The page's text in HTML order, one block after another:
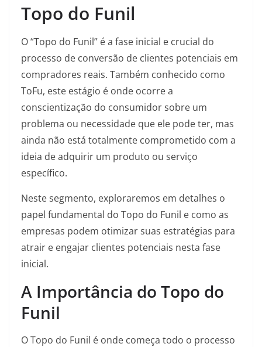
Topo do Funil
O “Topo do Funil” é a fase inicial e crucial do
processo de conversão de clientes potenciais em
compradores reais. Também conhecido como
ToFu, este estágio é onde ocorre a
conscientização do consumidor sobre um
problema ou necessidade que ele pode ter, mas
ainda não está totalmente comprometido com a
ideia de adquirir um produto ou serviço
específico.
Neste segmento, exploraremos em detalhes o
papel fundamental do Topo do Funil e como as
empresas podem otimizar suas estratégias para
atrair e engajar clientes potenciais nesta fase
inicial.
A Importância do Topo do
Funil
O Topo do Funil é onde começa todo o processo